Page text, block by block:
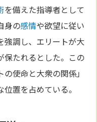
を備えた指導者として
身の感情や欲望に従い
強調し、エリートが大
保たれるとした。この
使命と大衆の関係」
置を占めている。